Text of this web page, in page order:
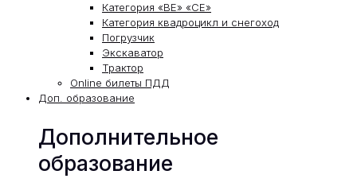
Категория «ВЕ» «СЕ»
Категория квадроцикл и снегоход
Погрузчик
Экскаватор
Трактор
Online билеты ПДД
Доп. образование
Дополнительное
образование